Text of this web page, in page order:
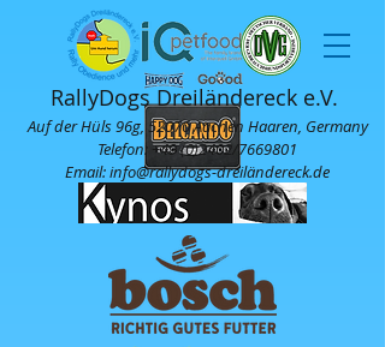
Auf der Hüls 96g, 52070 Aachen Haaren, Germany
Telefon:+49 (0)2402/7669801
Email: info@rallydogs-dreiländereck.de
RallyDogs Dreiländereck e.V.